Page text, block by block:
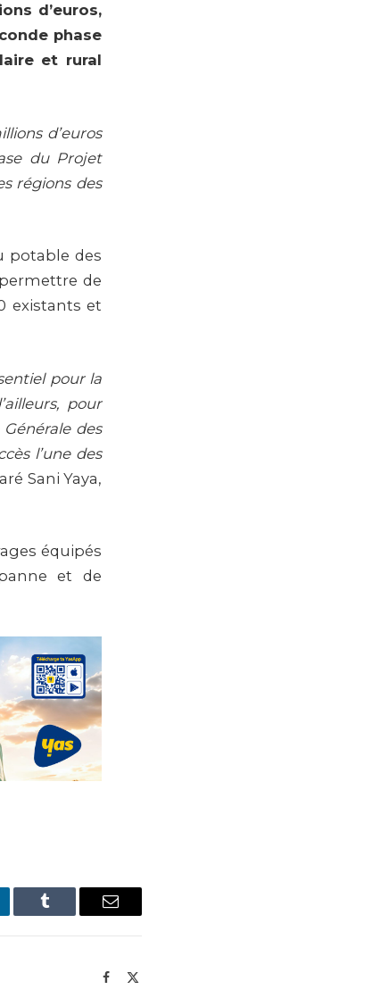
d’euros,
phase
et rural
d’euros
du Projet
régions des
potable des
de
existants et
pour la
pour
des
l’une des
Sani Yaya,
équipés
et de
Tumblr Email
Facebook